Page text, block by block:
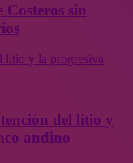
sin
litio y la progresiva
del litio y
andino